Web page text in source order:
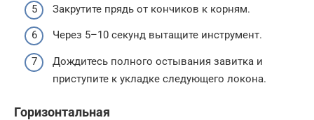
Закрутите прядь от кончиков к корням.
Через 5–10 секунд вытащите инструмент.
Дождитесь полного остывания завитка и
приступите к укладке следующего локона.
Горизонтальная